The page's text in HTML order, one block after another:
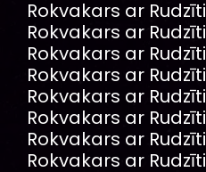
Rokvakars ar Rudzīti
Rokvakars ar Rudzīti
Rokvakars ar Rudzīti
Rokvakars ar Rudzīti
Rokvakars ar Rudzīti
Rokvakars ar Rudzīti
Rokvakars ar Rudzīti
Rokvakars ar Rudzīti